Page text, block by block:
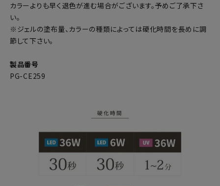
カラーよりも早く退色が進む場合がございます。予めご了承下さ
い。
※ジェルの塗布量、カラーの種類によっては硬化時間を長めに調
節して下さい。
製品番号
PG-CE259